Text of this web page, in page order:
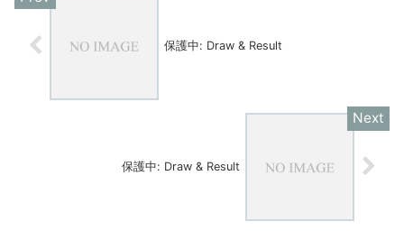
保護中: Draw & Result
保護中: Draw & Result